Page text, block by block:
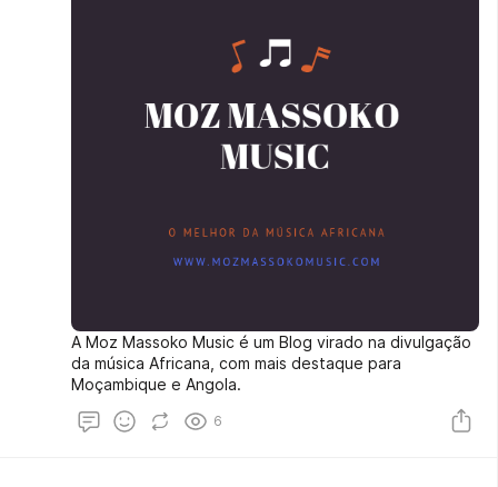
A Moz Massoko Music é um Blog virado na divulgação
da música Africana, com mais destaque para
Moçambique e Angola.
6